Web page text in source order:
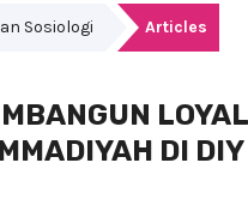
Sosiologi Articles
DI DIY